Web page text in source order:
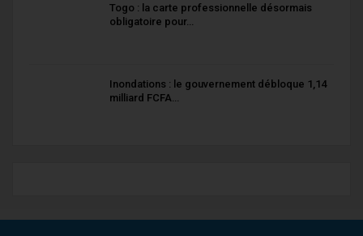
Togo : la carte professionnelle désormais
obligatoire pour…
Inondations : le gouvernement débloque 1,14
milliard FCFA…